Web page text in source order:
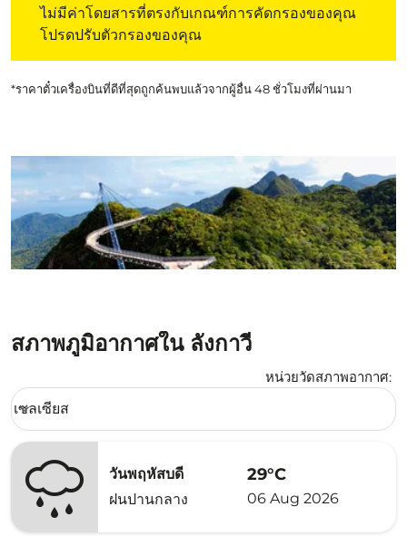
ไม่มีค่าโดยสารที่ตรงกับเกณฑ์การคัดกรองของคุณ
โปรดปรับตัวกรองของคุณ
*ราคาตั๋วเครื่องบินที่ดีที่สุดถูกค้นพบแล้วจากผู้อื่น 48 ชั่วโมงที่ผ่านมา
สภาพภูมิอากาศใน ลังกาวี
หน่วยวัดสภาพอากาศ:
Weather unit option เซลเซียส Selected
เซลเซียส
keyboard_arrow_down
วันพฤหัสบดี
ฝนปานกลาง
29°C
06 Aug 2026